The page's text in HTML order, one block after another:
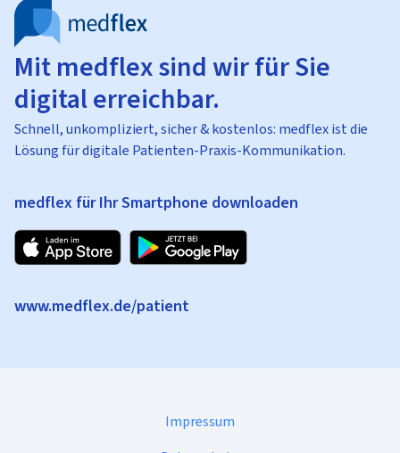
Mit medflex sind wir für Sie
digital erreichbar.
Schnell, unkompliziert, sicher & kostenlos: medflex ist die
Lösung für digitale Patienten-Praxis-Kommunikation.
medflex für Ihr Smartphone downloaden
www.medflex.de/patient
Impressum